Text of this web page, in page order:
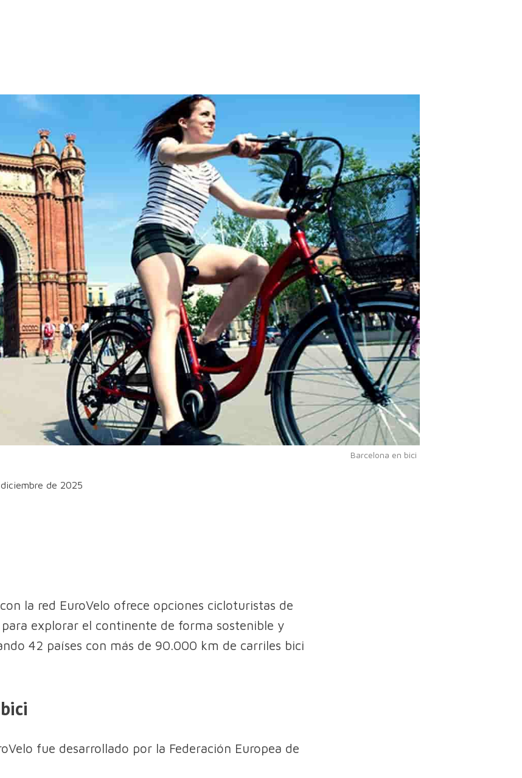
Barcelona en bici
de 2025
la red EuroVelo ofrece opciones cicloturistas de
explorar el continente de forma sostenible y
42 países con más de 90.000 km de carriles bici
fue desarrollado por la Federación Europea de